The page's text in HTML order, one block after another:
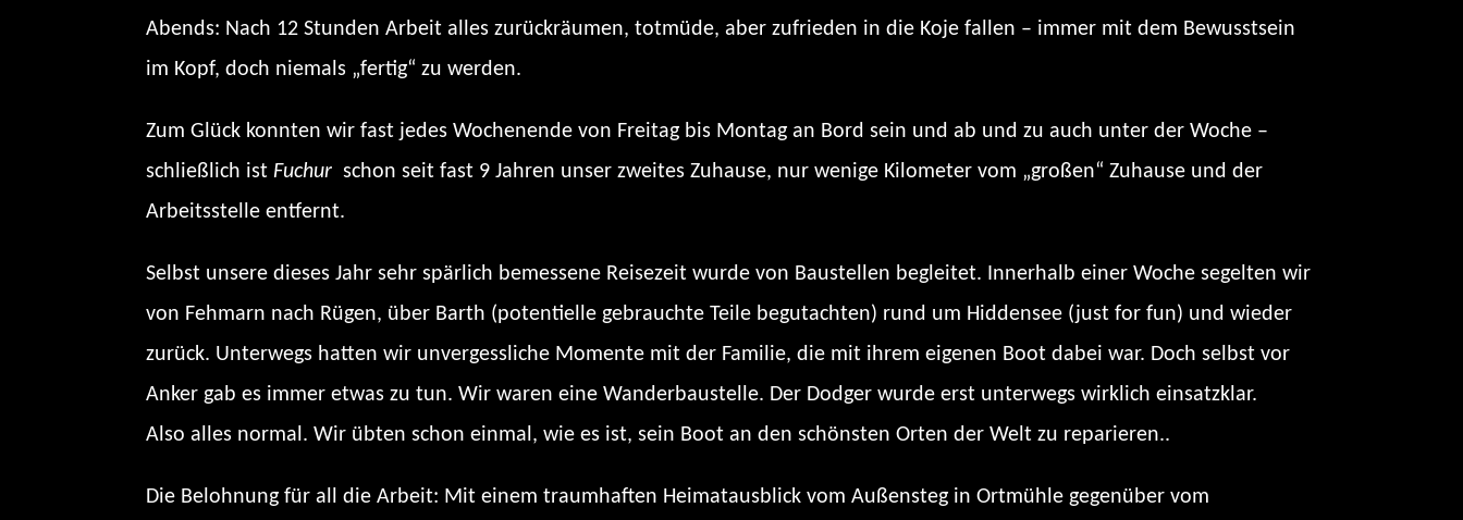
Abends: Nach 12 Stunden Arbeit alles zurückräumen, totmüde, aber zufrieden in die Koje fallen – immer mit dem Bewusstsein
im Kopf, doch niemals „fertig“ zu werden.
Zum Glück konnten wir fast jedes Wochenende von Freitag bis Montag an Bord sein und ab und zu auch unter der Woche –
schließlich ist Fuchur schon seit fast 9 Jahren unser zweites Zuhause, nur wenige Kilometer vom „großen“ Zuhause und der
Arbeitsstelle entfernt.
Selbst unsere dieses Jahr sehr spärlich bemessene Reisezeit wurde von Baustellen begleitet. Innerhalb einer Woche segelten wir
von Fehmarn nach Rügen, über Barth (potentielle gebrauchte Teile begutachten) rund um Hiddensee (just for fun) und wieder
zurück. Unterwegs hatten wir unvergessliche Momente mit der Familie, die mit ihrem eigenen Boot dabei war. Doch selbst vor
Anker gab es immer etwas zu tun. Wir waren eine Wanderbaustelle. Der Dodger wurde erst unterwegs wirklich einsatzklar.
Also alles normal. Wir übten schon einmal, wie es ist, sein Boot an den schönsten Orten der Welt zu reparieren..
Die Belohnung für all die Arbeit: Mit einem traumhaften Heimatausblick vom Außensteg in Ortmühle gegenüber vom